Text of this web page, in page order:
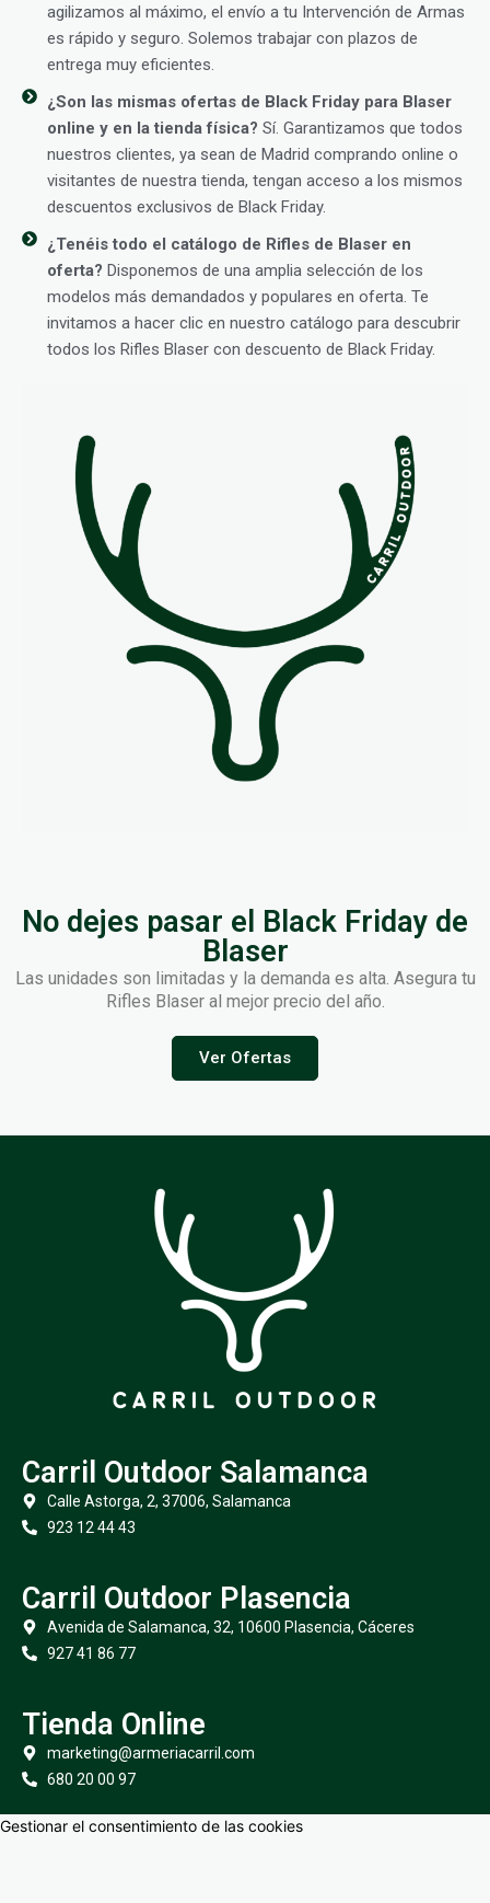
agilizamos al máximo, el envío a tu Intervención de Armas
es rápido y seguro. Solemos trabajar con plazos de
entrega muy eficientes.
¿Son las mismas ofertas de Black Friday para Blaser
online y en la tienda física? Sí. Garantizamos que todos
nuestros clientes, ya sean de Madrid comprando online o
visitantes de nuestra tienda, tengan acceso a los mismos
descuentos exclusivos de Black Friday.
¿Tenéis todo el catálogo de Rifles de Blaser en
oferta? Disponemos de una amplia selección de los
modelos más demandados y populares en oferta. Te
invitamos a hacer clic en nuestro catálogo para descubrir
todos los Rifles Blaser con descuento de Black Friday.
No dejes pasar el Black Friday de
Blaser
Las unidades son limitadas y la demanda es alta. Asegura tu
Rifles Blaser al mejor precio del año.
Ver Ofertas
Carril Outdoor Salamanca
Calle Astorga, 2, 37006, Salamanca
923 12 44 43
Carril Outdoor Plasencia
Avenida de Salamanca, 32, 10600 Plasencia, Cáceres
927 41 86 77
Tienda Online
marketing@armeriacarril.com
680 20 00 97
Gestionar el consentimiento de las cookies